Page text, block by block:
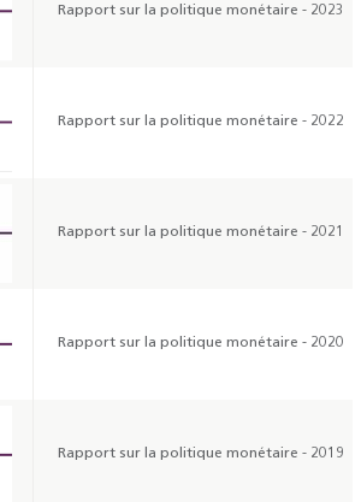
Rapport sur la politique monétaire - 2023
Rapport sur la politique monétaire - 2022
Rapport sur la politique monétaire - 2021
Rapport sur la politique monétaire - 2020
Rapport sur la politique monétaire - 2019